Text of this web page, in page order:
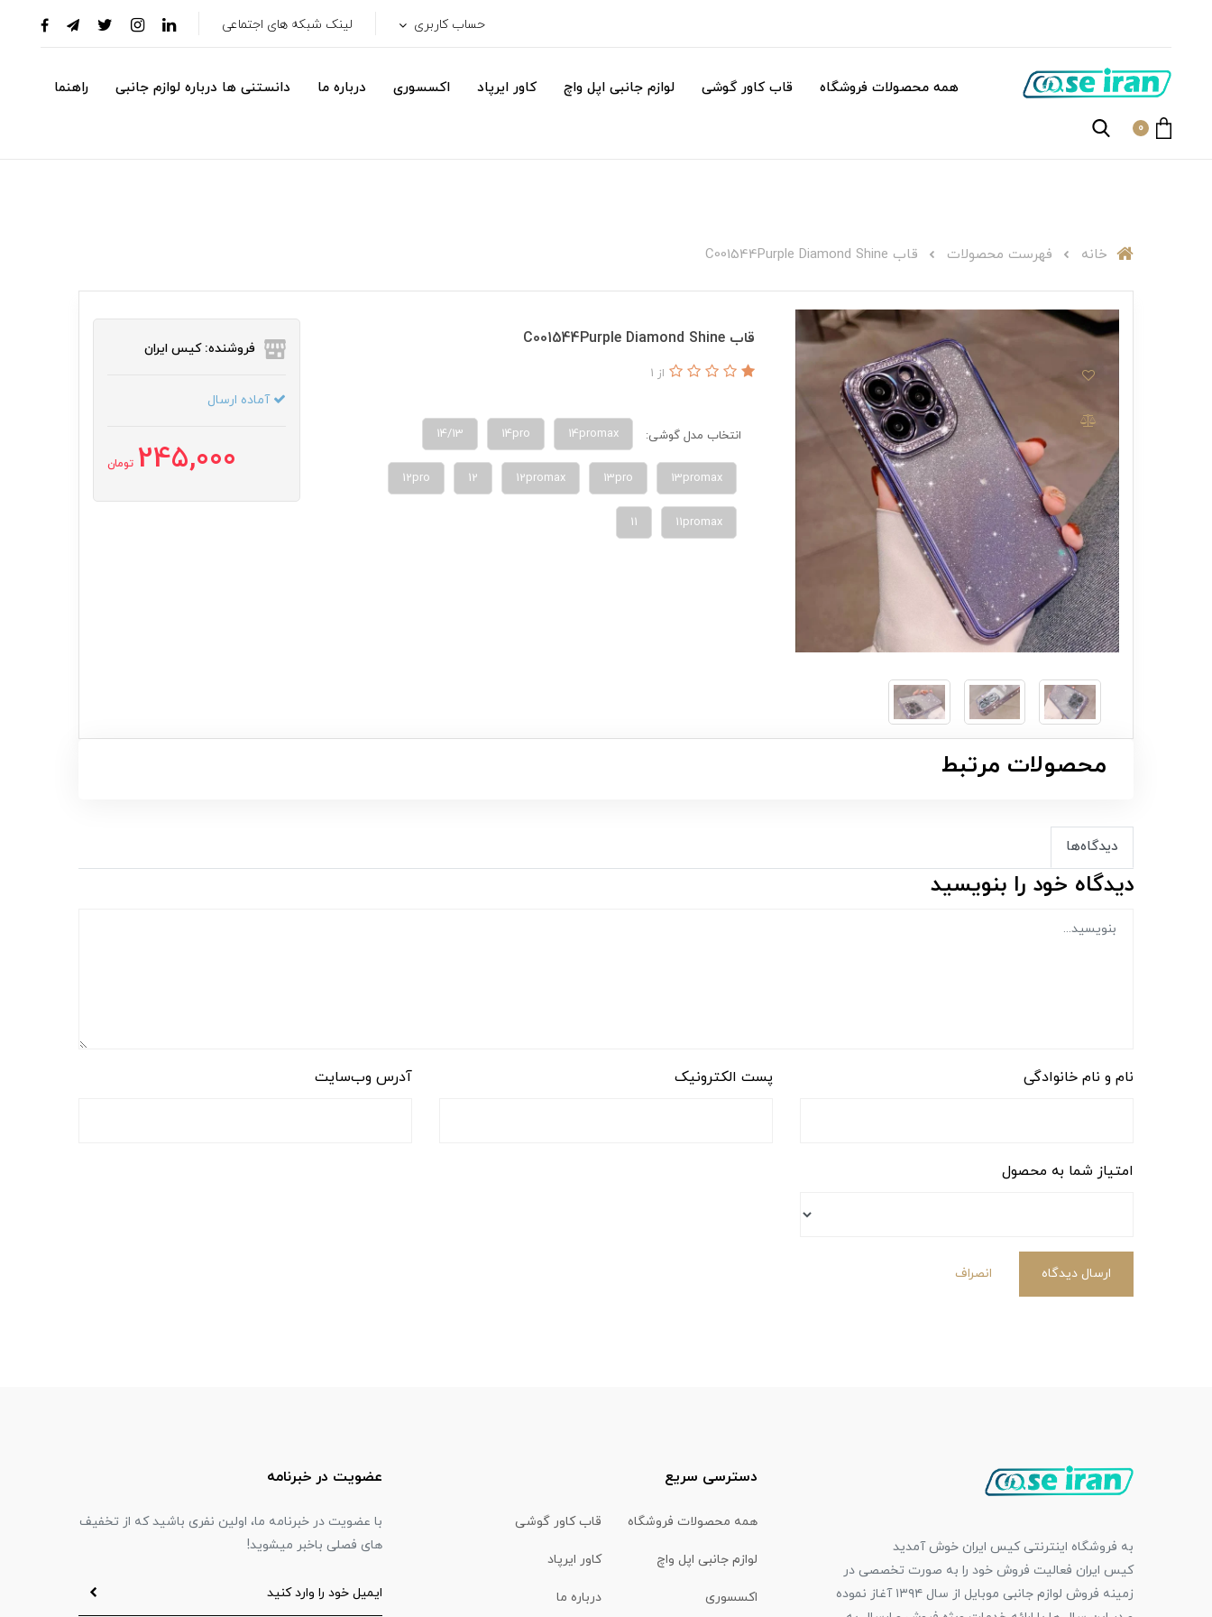
حساب کاربری لینک شبکه های اجتماعی
همه محصولات فروشگاه قاب کاور گوشی لوازم جانبی اپل واچ کاور ایرپاد اکسسوری درباره ما دانستنی ها درباره لوازم جانبی راهنما
0
خانه فهرست محصولات قاب C001544Purple Diamond Shine
قاب C001544Purple Diamond Shine
از 1
انتخاب مدل گوشی: 14promax
14pro
14/13
13promax
13pro
12promax
12
12pro
11promax
11
فروشنده: کیس ایران
آماده ارسال
245,000 تومان
محصولات مرتبط
دیدگاه‌ها
دیدگاه خود را بنویسید
نام و نام خانوادگی پست الکترونیک آدرس وب‌سایت
امتیاز شما به محصول
ارسال دیدگاه انصراف
به فروشگاه اینترنتی کیس ایران خوش آمدید
کیس ایران فعالیت فروش خود را به صورت تخصصی در
زمینه فروش لوازم جانبی موبایل از سال ۱۳۹۴ آغاز نموده
دسترسی سریع
همه محصولات فروشگاه قاب کاور گوشی
لوازم جانبی اپل واچ کاور ایرپاد
اکسسوری درباره ما
عضویت در خبرنامه
با عضویت در خبرنامه ما، اولین نفری باشید که از تخفیف
های فصلی باخبر میشوید!